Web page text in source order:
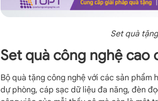
Set quà
Set quà công nghệ cao
Bộ quà tặng công nghệ với các sản phẩm
dự phòng, cáp sạc dữ liệu đa năng, đèn